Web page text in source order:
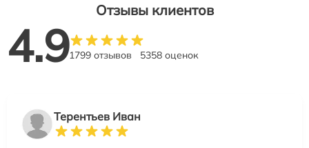
Отзывы клиентов
4.91799 отзывов 5358 оценок
Терентьев Иван